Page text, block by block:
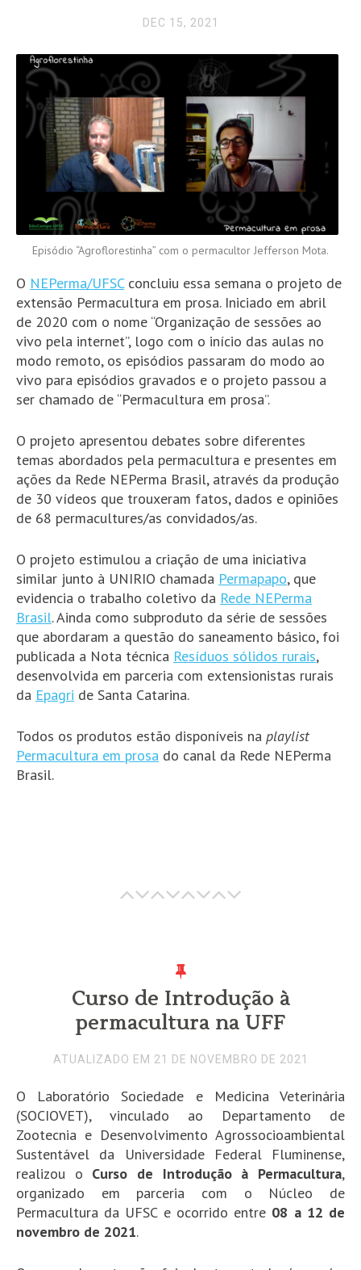
DEC 15, 2021
Episódio “Agroflorestinha” com o permacultor Jefferson Mota.
O NEPerma/UFSCconcluiu essa semana o projeto de
extensão Permacultura em prosa. Iniciado em abril
de 2020 com o nome “Organização de sessões ao
vivo pela internet”, logo com o início das aulas no
modo remoto, os episódios passaram do modo ao
vivo para episódios gravados e o projeto passou a
ser chamado de “Permacultura em prosa”.
O projeto apresentou debates sobre diferentes
temas abordados pela permacultura e presentes em
ações da Rede NEPerma Brasil, através da produção
de 30 vídeos que trouxeram fatos, dados e opiniões
de 68 permacultures/as convidados/as.
O projeto estimulou a criação de uma iniciativa
similar junto à UNIRIO chamada Permapapo, que
evidencia o trabalho coletivo da Rede NEPerma
Brasil. Ainda como subproduto da série de sessões
que abordaram a questão do saneamento básico, foi
publicada a Nota técnica Resíduos sólidos rurais,
desenvolvida em parceria com extensionistas rurais
da Epagri de Santa Catarina.
Todos os produtos estão disponíveis na playlist
Permacultura em prosa do canal da Rede NEPerma
Brasil.
Curso de Introdução à
permacultura na UFF
ATUALIZADO EM 21 DE NOVEMBRO DE 2021
O Laboratório Sociedade e Medicina Veterinária
(SOCIOVET), vinculado ao Departamento de
Zootecnia e Desenvolvimento Agrossocioambiental
Sustentável da Universidade Federal Fluminense,
realizou o Curso de Introdução à Permacultura,
organizado em parceria com o Núcleo de
Permacultura da UFSC e ocorrido entre 08 a 12 de
novembro de 2021.